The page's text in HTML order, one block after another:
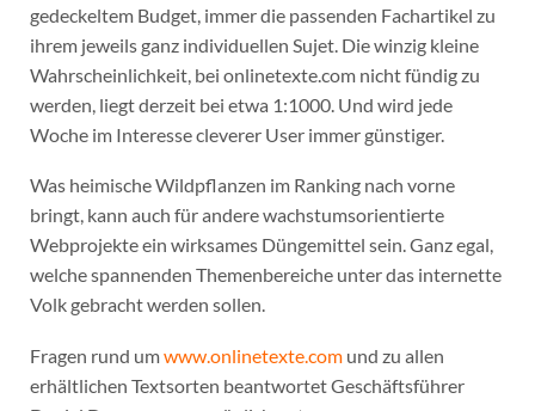
gedeckeltem Budget, immer die passenden Fachartikel zu
ihrem jeweils ganz individuellen Sujet. Die winzig kleine
Wahrscheinlichkeit, bei onlinetexte.com nicht fündig zu
werden, liegt derzeit bei etwa 1:1000. Und wird jede
Woche im Interesse cleverer User immer günstiger.
Was heimische Wildpflanzen im Ranking nach vorne
bringt, kann auch für andere wachstumsorientierte
Webprojekte ein wirksames Düngemittel sein. Ganz egal,
welche spannenden Themenbereiche unter das internette
Volk gebracht werden sollen.
Fragen rund umwww.onlinetexte.comund zu allen
erhältlichen Textsorten beantwortet Geschäftsführer